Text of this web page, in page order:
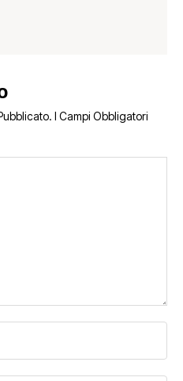
I Campi Obbligatori